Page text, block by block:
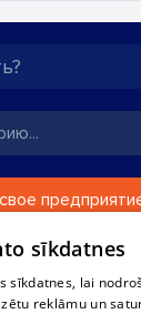
нет в
sīkdatnes
sīkdatnes, lai
reklāmu un